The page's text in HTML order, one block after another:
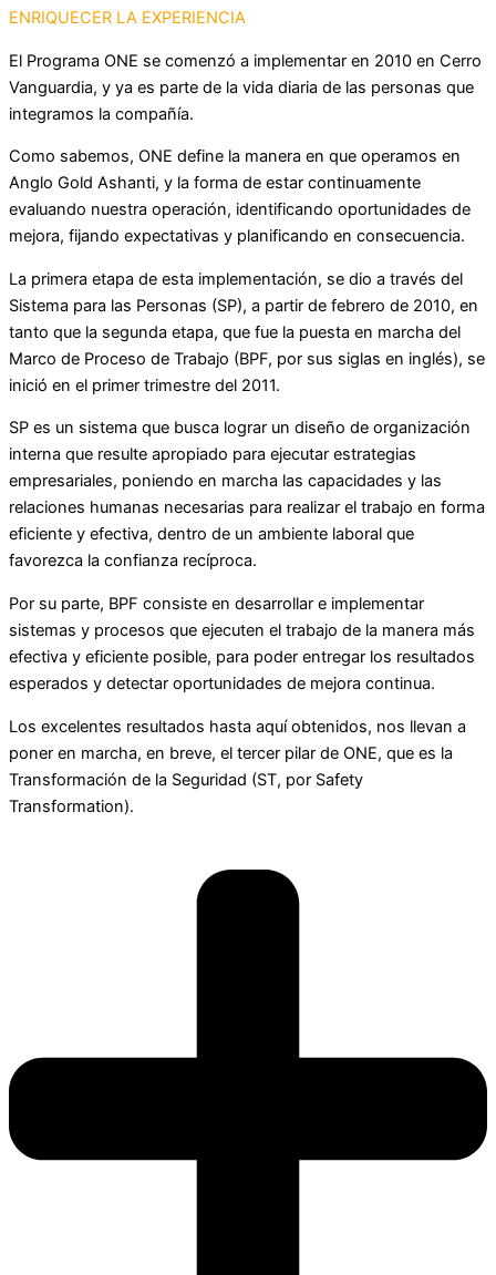
ENRIQUECER LA EXPERIENCIA
El Programa ONE se comenzó a implementar en 2010 en Cerro
Vanguardia, y ya es parte de la vida diaria de las personas que
integramos la compañía.
Como sabemos, ONE define la manera en que operamos en
Anglo Gold Ashanti, y la forma de estar continuamente
evaluando nuestra operación, identificando oportunidades de
mejora, fijando expectativas y planificando en consecuencia.
La primera etapa de esta implementación, se dio a través del
Sistema para las Personas (SP), a partir de febrero de 2010, en
tanto que la segunda etapa, que fue la puesta en marcha del
Marco de Proceso de Trabajo (BPF, por sus siglas en inglés), se
inició en el primer trimestre del 2011.
SP es un sistema que busca lograr un diseño de organización
interna que resulte apropiado para ejecutar estrategias
empresariales, poniendo en marcha las capacidades y las
relaciones humanas necesarias para realizar el trabajo en forma
eficiente y efectiva, dentro de un ambiente laboral que
favorezca la confianza recíproca.
Por su parte, BPF consiste en desarrollar e implementar
sistemas y procesos que ejecuten el trabajo de la manera más
efectiva y eficiente posible, para poder entregar los resultados
esperados y detectar oportunidades de mejora continua.
Los excelentes resultados hasta aquí obtenidos, nos llevan a
poner en marcha, en breve, el tercer pilar de ONE, que es la
Transformación de la Seguridad (ST, por Safety
Transformation).